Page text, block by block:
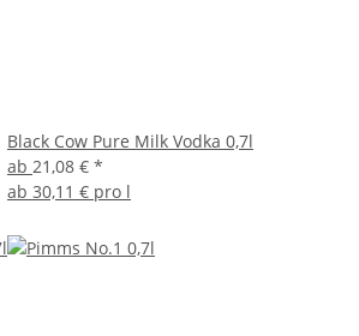
Black Cow Pure Milk Vodka 0,7l
ab 21,08 € *
ab 30,11 € pro l